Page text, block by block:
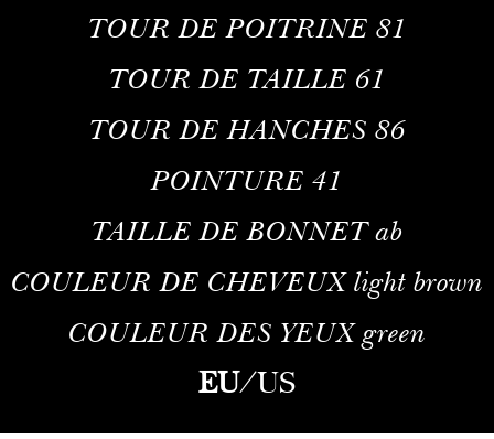
TOUR DE POITRINE 81
TOUR DE TAILLE 61
TOUR DE HANCHES 86
POINTURE 41
TAILLE DE BONNET ab
COULEUR DE CHEVEUXlight brown
COULEUR DES YEUXgreen
EU/US